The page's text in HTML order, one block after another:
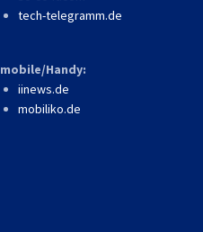
tech-telegramm.de
mobile/Handy:
iinews.de
mobiliko.de